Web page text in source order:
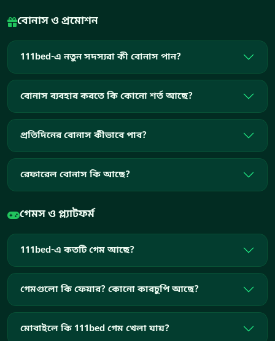
বোনাস ও প্রমোশন
111bed-এ নতুন সদস্যরা কী বোনাস পান?
বোনাস ব্যবহার করতে কি কোনো শর্ত আছে?
প্রতিদিনের বোনাস কীভাবে পাব?
রেফারেল বোনাস কি আছে?
গেমস ও প্ল্যাটফর্ম
111bed-এ কতটি গেম আছে?
গেমগুলো কি ফেয়ার? কোনো কারচুপি আছে?
মোবাইলে কি 111bed গেম খেলা যায়?